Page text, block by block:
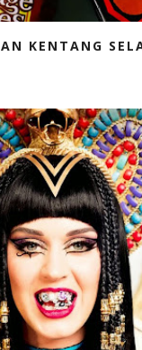
KENTANG